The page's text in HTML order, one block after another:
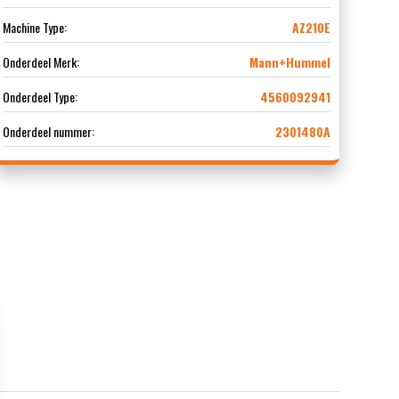
Machine Type:
AZ210E
Onderdeel Merk:
Mann+Hummel
Onderdeel Type:
4560092941
Onderdeel nummer:
2301480A